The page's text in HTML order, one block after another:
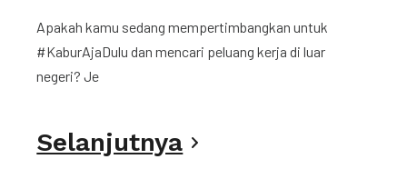
Apakah kamu sedang mempertimbangkan untuk
#KaburAjaDulu dan mencari peluang kerja di luar
negeri? Je
Selanjutnya